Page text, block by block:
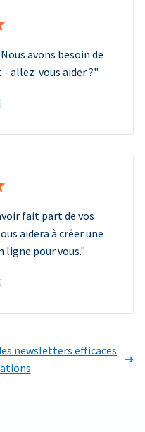
avons besoin de
allez-vous aider ?"
fait part de vos
aidera à créer une
ligne pour vous."
newsletters efficaces